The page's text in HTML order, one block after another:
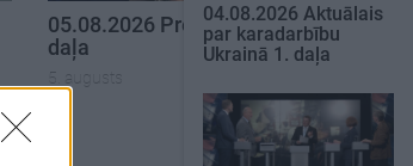
05.08.2026 Preses klubs 1.
daļa
5. augusts
SKATĪT VISUS
04.08.2026 Aktuālais
par karadarbību
Ukrainā 1. daļa